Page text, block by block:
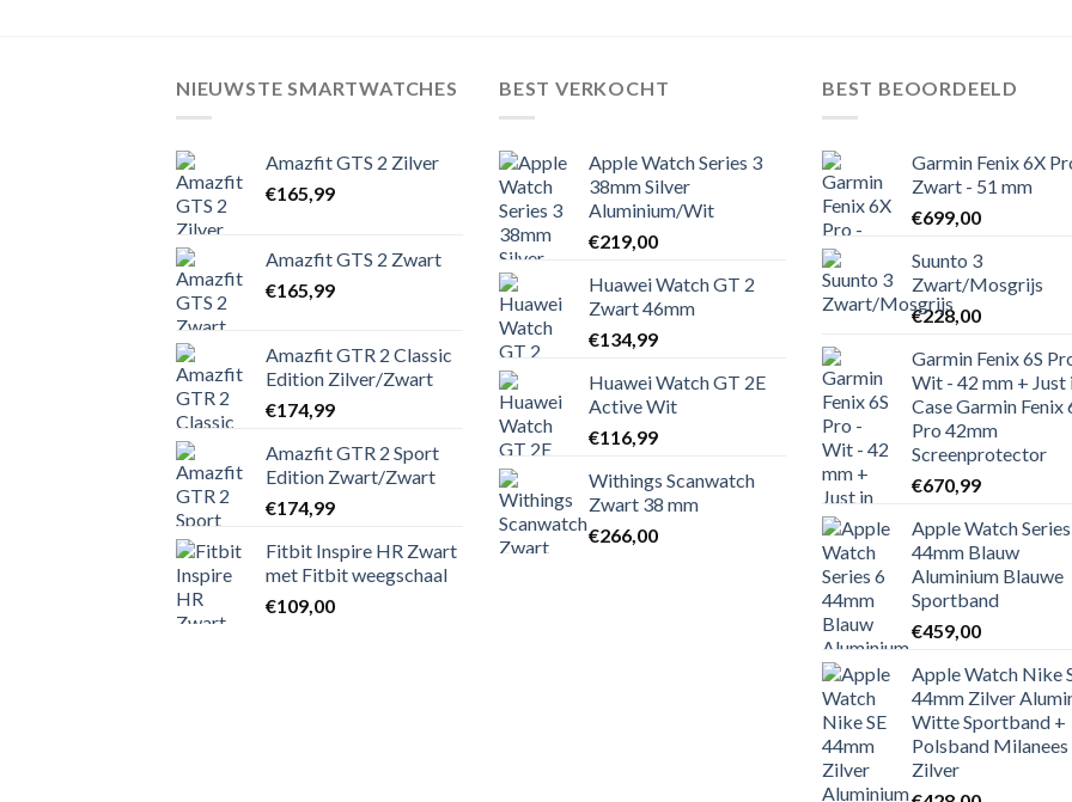
NIEUWSTE SMARTWATCHES
Amazfit GTS 2 Zilver
€165,99
Amazfit GTS 2 Zwart
€165,99
Amazfit GTR 2 Classic
Edition Zilver/Zwart
€174,99
Amazfit GTR 2 Sport
Edition Zwart/Zwart
€174,99
Fitbit Inspire HR Zwart
met Fitbit weegschaal
€109,00
BEST VERKOCHT
Apple Watch Series 3
38mm Silver
Aluminium/Wit
€219,00
Huawei Watch GT 2
Zwart 46mm
€134,99
Huawei Watch GT 2E
Active Wit
€116,99
Withings Scanwatch
Zwart 38 mm
€266,00
BEST BEOORDEELD
Garmin Fenix 6X
Zwart - 51 mm
€699,00
Suunto 3
Zwart/Mosgrijs
€228,00
Garmin Fenix 6S
Wit - 42 mm + Just
Case Garmin Fenix
Pro 42mm
Screenprotector
€670,99
Apple Watch
44mm Blauw
Aluminium Blauwe
Sportband
€459,00
Apple Watch Nike
44mm Zilver
Witte Sportband +
Polsband Milanees
Zilver